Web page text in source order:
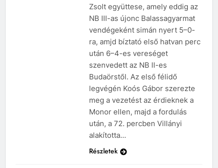
Zsolt együttese, amely eddig az
NB III-as újonc Balassagyarmat
vendégeként simán nyert 5–0-
ra, amjd bíztató első hatvan perc
után 6–4-es vereséget
szenvedett az NB II-es
Budaörstől. Az első félidő
legvégén Koós Gábor szerezte
meg a vezetést az érdieknek a
Monor ellen, majd a fordulás
után, a 72. percben Villányi
alakította…
Részletek